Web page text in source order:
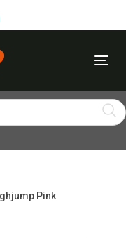
Pink